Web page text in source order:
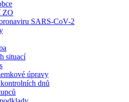
ZO
SARS-CoV-2
situací
úpravy
dnů